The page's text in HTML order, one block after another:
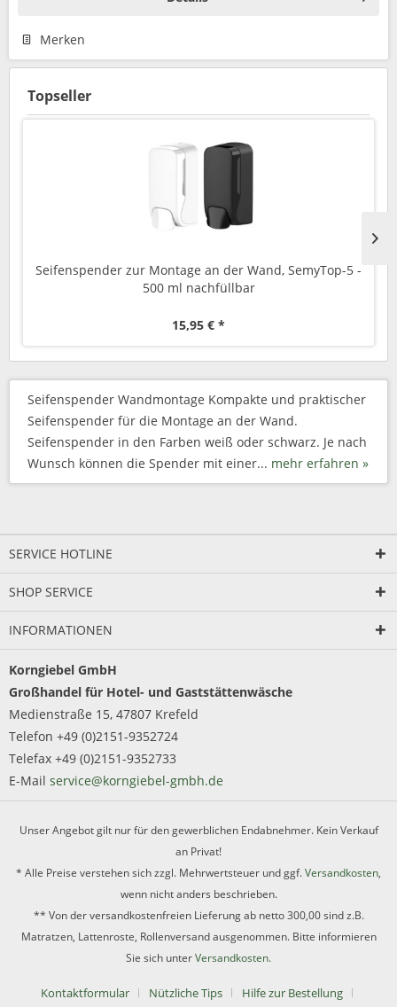
Merken
Topseller
Seifenspender zur Montage an der Wand, SemyTop-5 -
500 ml nachfüllbar
15,95 € *
Seifenspender Wandmontage Kompakte und praktischer
Seifenspender für die Montage an der Wand.
Seifenspender in den Farben weiß oder schwarz. Je nach
Wunsch können die Spender mit einer... mehr erfahren »
SERVICE HOTLINE
SHOP SERVICE
INFORMATIONEN
Korngiebel GmbH
Großhandel für Hotel- und Gaststättenwäsche
Medienstraße 15, 47807 Krefeld
Telefon +49 (0)2151-9352724
Telefax +49 (0)2151-9352733
E-Mail service@korngiebel-gmbh.de
Unser Angebot gilt nur für den gewerblichen Endabnehmer. Kein Verkauf
an Privat!
* Alle Preise verstehen sich zzgl. Mehrwertsteuer und ggf.Versandkosten,
wenn nicht anders beschrieben.
** Von der versandkostenfreien Lieferung ab netto 300,00 sind z.B.
Matratzen, Lattenroste, Rollenversand ausgenommen. Bitte informieren
Sie sich unterVersandkosten.
Kontaktformular Nützliche Tips Hilfe zur Bestellung